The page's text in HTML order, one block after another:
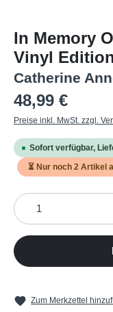
In Memory
Vinyl
Catherine
Regulärer Preis:
48,99 €
Preise inkl. MwSt. zzgl.
Sofort verfügbar,
⏳ Nur noch 2 Artikel
Produkt Anzahl:
Zum Merkzettel